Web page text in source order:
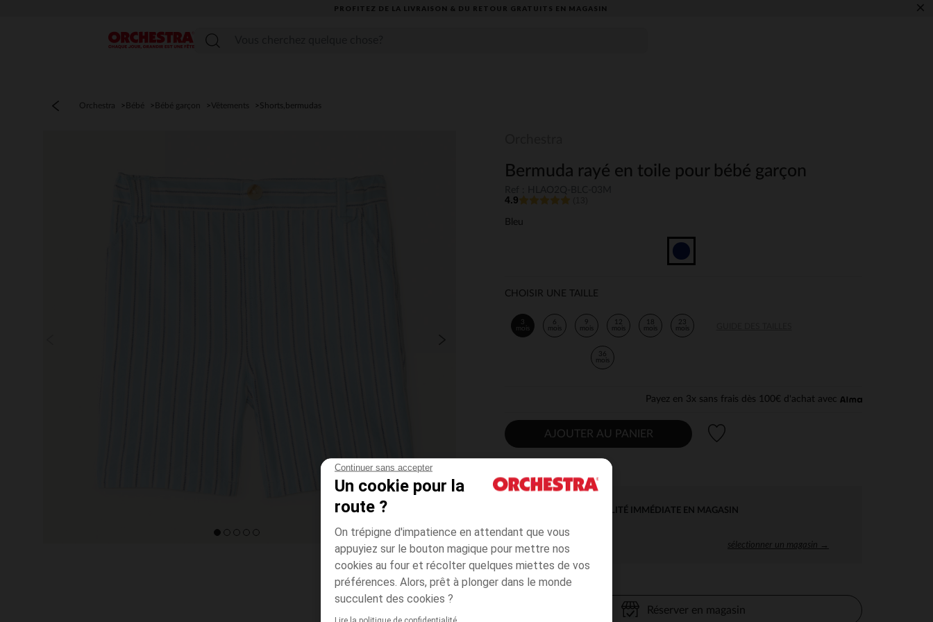
Continuer sans accepter
Un cookie pour la
route ?
On trépigne d'impatience en attendant que vous
appuyiez sur le bouton magique pour mettre nos
cookies au four et récolter quelques miettes de vos
préférences. Alors, prêt à plonger dans le monde
succulent des cookies ?
PROFITEZ DE LA LIVRAISON & DU RETOUR GRATUITS EN MAGASIN​ ×
Menu
Orchestra Bébé Bébé garçon Vêtements Shorts,bermudas
Bermuda rayé en toile pour bébé garçon
4.9
Bleu
CHOISIR UNE TAILLE
3
mois
6
mois
9
mois
12
mois
18
mois
23
mois
36
mois
Payez en 3x sans frais dès 100€ d'achat avec
AJOUTER AU PANIER
DISPONIBILITÉ IMMÉDIATE EN MAGASIN
sélectionner un magasin →
Réserver en magasin